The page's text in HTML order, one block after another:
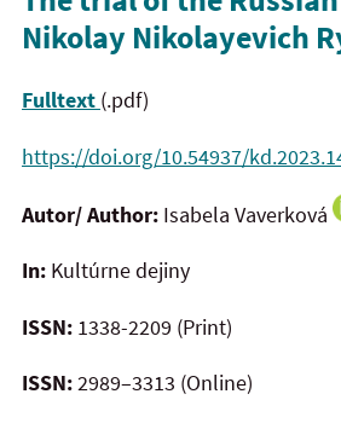
Nikolay Nikolayevich
Fulltext (.pdf)
https://doi.org/10.54937/
Autor/ Author: Isabela Vaverková
In: Kultúrne dejiny
ISSN: 1338-2209 (Print)
ISSN:2989–3313 (Online)